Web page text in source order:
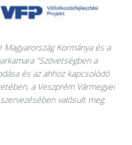
Kormánya és a
"Szövetségben a
és az ahhoz kapcsolódó
a Veszprém Vármegyei
valósult meg.